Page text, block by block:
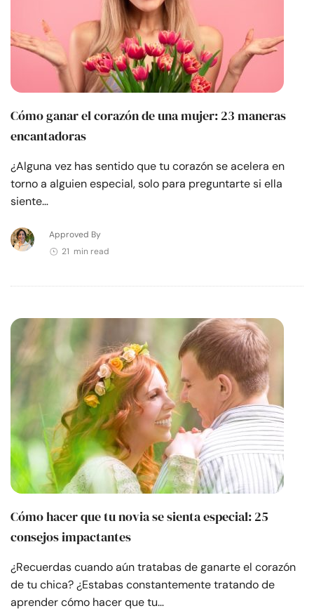
Cómo ganar el corazón de una mujer: 23 maneras
encantadoras
¿Alguna vez has sentido que tu corazón se acelera en
torno a alguien especial, solo para preguntarte si ella
siente…
Approved By
21 min read
Cómo hacer que tu novia se sienta especial: 25
consejos impactantes
¿Recuerdas cuando aún tratabas de ganarte el corazón
de tu chica? ¿Estabas constantemente tratando de
aprender cómo hacer que tu…